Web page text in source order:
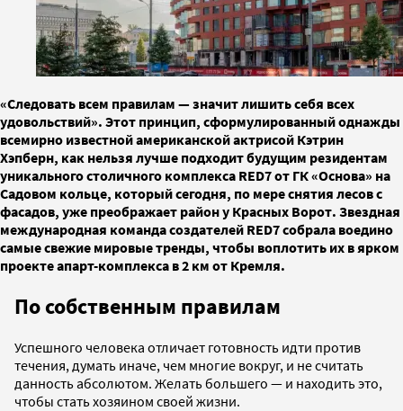
«Следовать всем правилам — значит лишить себя всех
удовольствий». Этот принцип, сформулированный однажды
всемирно известной американской актрисой Кэтрин
Хэпберн, как нельзя лучше подходит будущим резидентам
уникального столичного комплекса RED7 от ГК «Основа» на
Садовом кольце, который сегодня, по мере снятия лесов с
фасадов, уже преображает район у Красных Ворот. Звездная
международная команда создателей RED7 собрала воедино
самые свежие мировые тренды, чтобы воплотить их в ярком
проекте апарт-комплекса в 2 км от Кремля.
По собственным правилам
Успешного человека отличает готовность идти против
течения, думать иначе, чем многие вокруг, и не считать
данность абсолютом. Желать большего — и находить это,
чтобы стать хозяином своей жизни.